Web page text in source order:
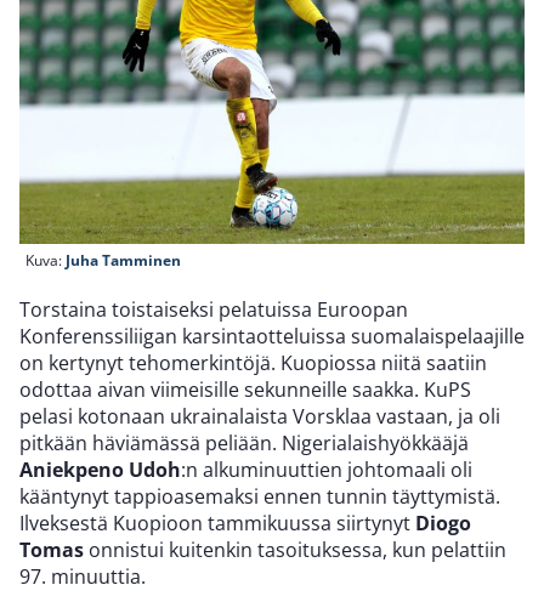
Kuva: Juha Tamminen
Torstaina toistaiseksi pelatuissa Euroopan
Konferenssiliigan karsintaotteluissa suomalaispelaajille
on kertynyt tehomerkintöjä. Kuopiossa niitä saatiin
odottaa aivan viimeisille sekunneille saakka. KuPS
pelasi kotonaan ukrainalaista Vorsklaa vastaan, ja oli
pitkään häviämässä peliään. Nigerialaishyökkääjä
Aniekpeno Udoh:n alkuminuuttien johtomaali oli
kääntynyt tappioasemaksi ennen tunnin täyttymistä.
Ilveksestä Kuopioon tammikuussa siirtynyt Diogo
Tomas onnistui kuitenkin tasoituksessa, kun pelattiin
97. minuuttia.